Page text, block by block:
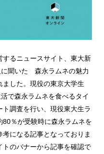
るニュースサイト、東大新
聞いた 森永ラムネの魅力
ました。現役の東京大学生
で森永ラムネを食べるタイ
調査を行い、現役東大生ラ
％が受験時に森永ラムネを
になる記事となっておりま
のバナーから記事を確認で